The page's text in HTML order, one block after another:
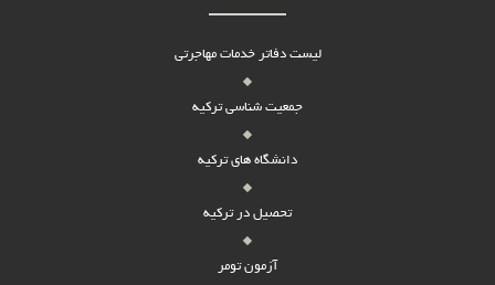
لیست دفاتر خدمات مهاجرتی
جمعیت شناسی ترکیه
دانشگاه های ترکیه
تحصیل در ترکیه
آزمون تومر